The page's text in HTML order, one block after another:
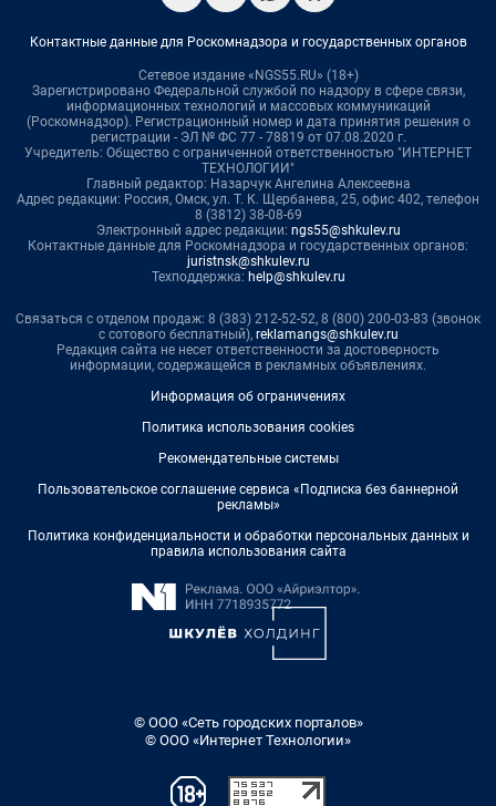
Контактные данные для Роскомнадзора и государственных органов
Сетевое издание «NGS55.RU» (18+)
Зарегистрировано Федеральной службой по надзору в сфере связи,
информационных технологий и массовых коммуникаций
(Роскомнадзор). Регистрационный номер и дата принятия решения о
регистрации - ЭЛ № ФС 77 - 78819 от 07.08.2020 г.
Учредитель: Общество с ограниченной ответственностью "ИНТЕРНЕТ
ТЕХНОЛОГИИ"
Главный редактор: Назарчук Ангелина Алексеевна
Адрес редакции: Россия, Омск, ул. Т. К. Щербанева, 25, офис 402, телефон
8 (3812) 38-08-69
Электронный адрес редакции: ngs55@shkulev.ru
Контактные данные для Роскомнадзора и государственных органов:
juristnsk@shkulev.ru
Техподдержка: help@shkulev.ru
Связаться с отделом продаж: 8 (383) 212-52-52, 8 (800) 200-03-83 (звонок
с сотового бесплатный), reklamangs@shkulev.ru
Редакция сайта не несет ответственности за достоверность
информации, содержащейся в рекламных объявлениях.
Информация об ограничениях
Политика использования cookies
Рекомендательные системы
Пользовательское соглашение сервиса «Подписка без баннерной
рекламы»
Политика конфиденциальности и обработки персональных данных и
правила использования сайта
© ООО «Сеть городских порталов»
© ООО «Интернет Технологии»